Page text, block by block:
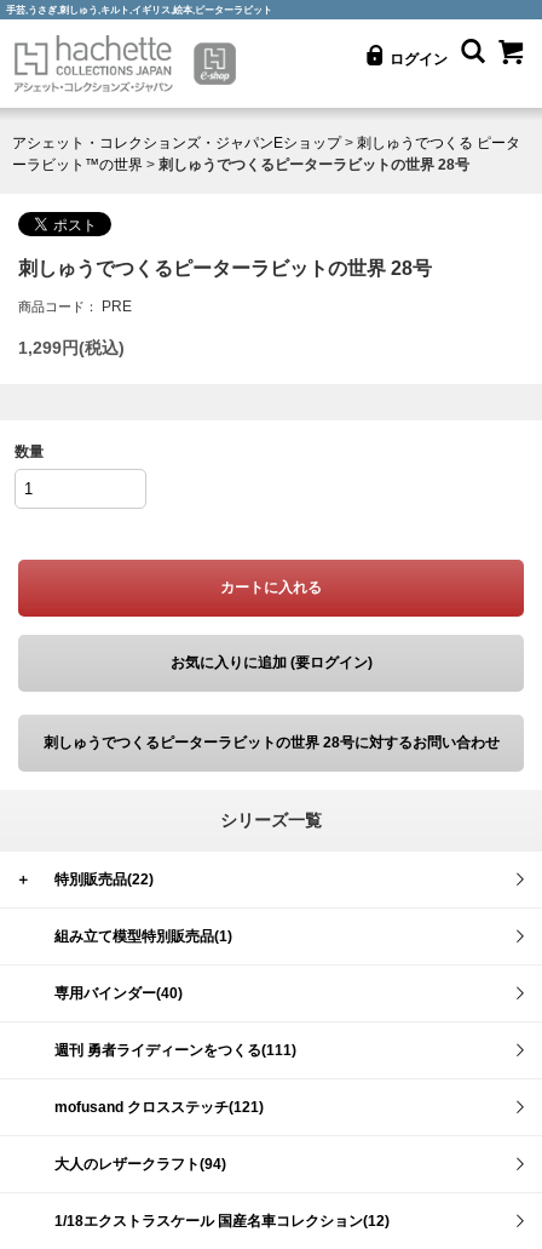
手芸,うさぎ,刺しゅう,キルト,イギリス,絵本,ピーターラビット
ログイン
アシェット・コレクションズ・ジャパンEショップ> 刺しゅうでつくる ピータ
ーラビット™の世界 > 刺しゅうでつくるピーターラビットの世界 28号
刺しゅうでつくるピーターラビットの世界 28号
商品コード： PRE
1,299円(税込)
数量
カートに入れる
お気に入りに追加 (要ログイン)
刺しゅうでつくるピーターラビットの世界 28号に対するお問い合わせ
シリーズ一覧
＋ 特別販売品(22)
組み立て模型特別販売品(1)
専用バインダー(40)
週刊 勇者ライディーンをつくる(111)
mofusand クロスステッチ(121)
大人のレザークラフト(94)
1/18エクストラスケール 国産名車コレクション(12)